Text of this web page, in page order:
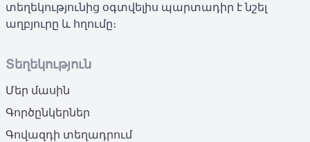
տեղեկությունից օգտվելիս պարտադիր է նշել
աղբյուրը և հղումը։
Տեղեկություն
Մեր մասին
Գործընկերներ
Գովազդի տեղադրում